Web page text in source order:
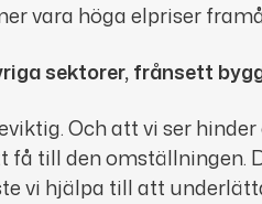
vara höga elpriser
sektorer, frånsett
Och att vi ser
till den
vi hjälpa till att